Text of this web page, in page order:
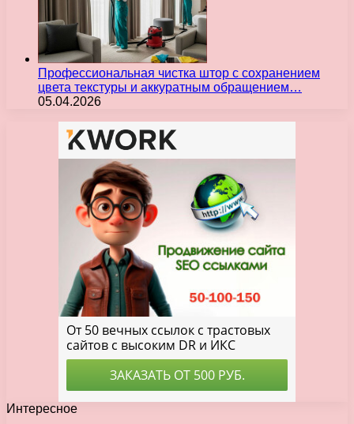
Профессиональная чистка штор с сохранением
цвета текстуры и аккуратным обращением…
05.04.2026
Интересное